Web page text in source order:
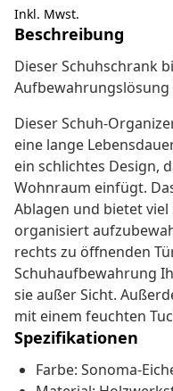
Inkl. Mwst.
Beschreibung
Dieser Schuhschrank
Dieser Schuh-
eine lange
ein schlichtes Design,
Wohnraum einfügt.
Ablagen und bietet
organisiert
rechts zu öffnenden
Schuhaufbewahrung
sie außer Sicht.
mit einem feuchten
Spezifikationen
Farbe: Sonoma-